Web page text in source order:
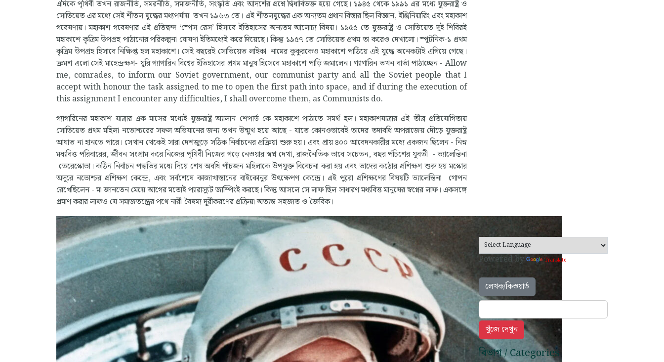
এদিকে পৃথিবী তখন রাজনীতি, সমরনীতি, সমাজনীতি, সংস্কৃতি এবং আদর্শের প্রশ্নে দ্বিধাবিভক্ত হয়ে গেছে। ১৯৪৫ থেকে ১৯৯১ এর মধ্যে যুক্তরাষ্ট্র ও
সোভিয়েত এর মধ্যে সেই শীতল যুদ্ধের মধ্যপর্যায় তখন ১৯৬৩ তে। এই শীতলযুদ্ধের এক অন্যতম প্রধান বিস্তার ছিল বিজ্ঞান, ইঞ্জিনিয়ারিং এবং মহাকাশ
গবেষণায়। মহাকাশ গবেষণার এই প্রতিদ্বন্দ ‘স্পেস রেস’ হিসাবে ইতিহাসের অন্যতম আলোচ্য বিষয়। ১৯৫৫ তে যুক্তরাষ্ট্র ও সোভিয়েত দুই শিবিরই
মহাকাশে কৃত্রিম উপগ্রহ পাঠানোর পরিকল্পনা ঘোষণা ইতিমধ্যেই করে দিয়েছে। কিন্তু ১৯৫৭ তে সোভিয়েত প্রথম তা করেও দেখালো। স্পুটনিক-১ প্রথম
কৃত্রিম উপগ্রহ হিসাবে নিক্ষিপ্ত হল মহাকাশে। সেই বছরেই সোভিয়েত লাইকা নামের কুকুরকেও মহাকাশে পাঠিয়ে এই যুদ্ধে অনেকটাই এগিয়ে গেছে।
ক্রমশ এলো সেই মাহেন্দ্রক্ষণ- য়ুরি গ্যাগারিন বিশ্বের ইতিহাসের প্রথম মানুষ হিসেবে মহাকাশে পাড়ি জমালেন। গ্যাগারিন তখন বার্তা পাঠাচ্ছেন - Allow
me, comrades, to inform our Soviet government, our communist party and all the Soviet people that I
accept with honour the task assigned to me to open the first path into space, and if during the execution of
this assignment I encounter any difficulties, I shall overcome them, as Communists do.
গ্যাগারিনের মহাকাশ যাত্রার এক মাসের মধ্যেই যুক্তরাষ্ট্র অ্যালান শেপার্ড কে মহাকাশে পাঠাতে সমর্থ হল। মহাকাশযাত্রার এই তীব্র প্রতিযোগিতায়
সোভিয়েত প্রথম মহিলা নভোশ্চরের সফল অভিযানের জন্য তখন উন্মুখ হয়ে আছে - যাতে কোনওভাবেই তাদের তদাবধি অপরাজেয় দৌড়ে যুক্তরাষ্ট্র
আঘাত না হানতে পারে। সেখান থেকেই সারা দেশজুড়ে সঠিক নির্বাচনের প্রক্রিয়া শুরু হয়। এবং প্রায় ৪০০ আবেদনকারীর মধ্যে একজন ছিলেন - নিম্ন
মধ্যবিত্ত পরিবারের, জীবন সংগ্রাম করে নিজের পৃথিবী নিজের গড়ে নেওয়ার স্বপ্ন দেখা, রাজনৈতিক ভাবে সচেতন, বছর পঁচিশের যুবতী - ভ্যালেন্তিনা
তেরেস্কোভা। কঠিন নির্বাচন পদ্ধতির মধ্যে দিয়ে শেষ অবধি পাঁচজন মহিলাকে উপযুক্ত বিবেচনা করা হয় এবং তাদের কঠোর প্রশিক্ষণ শুরু হয় মস্কোর
অদূরে নভোশ্চর প্রশিক্ষণ কেন্দ্রে, এবং সর্বশেষে কাজাখাস্তানের বাইকোনুর উৎক্ষেপণ কেন্দ্রে। এই পুরো প্রশিক্ষণের বিষয়টি ভ্যালেন্তিনা গোপন
রেখেছিলেন - মা জানতেন মেয়ে আগের মতোই প্যারাস্যুট জাম্পিংই করছে। কিন্তু আসলে সে লাফ ছিল সাধারণ মধ্যবিত্ত মানুষের স্বপ্নের লাফ। একসঙ্গে
প্রমাণ করার লাফও যে সমাজতন্ত্রের পথে নারী বৈষম্য দূরীকরণের প্রক্রিয়া অত্যন্ত সহজাত ও জৈবিক।
Powered by Translate
লেখক/কিওয়ার্ড
বিভাগ / Categories